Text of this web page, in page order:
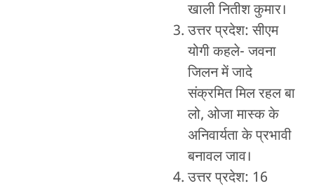
खाली नितीश कुमार।
उत्तर प्रदेश: सीएम
योगी कहले- जवना
जिलन में जादे
संक्रमित मिल रहल बा
लो, ओजा मास्क के
अनिवार्यता के प्रभावी
बनावल जाव।
उत्तर प्रदेश: 16